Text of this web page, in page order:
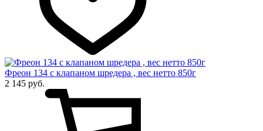
Фреон 134 с клапаном шредера , вес нетто 850г
2 145 руб.